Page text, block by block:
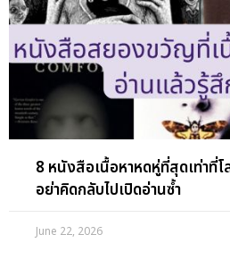
8 หนังสือเนื้อหาหดหู่ที่สุดเท่าที่โ
อย่าคิดกลับไปเปิดอ่านซ้ำ
June 22, 2026